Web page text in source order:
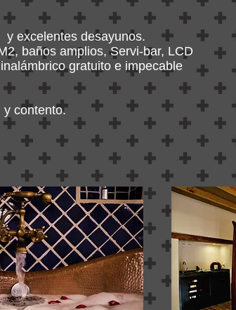
excelentes desayunos.
baños amplios, Servi-bar, LCD
gratuito e impecable
y contento.